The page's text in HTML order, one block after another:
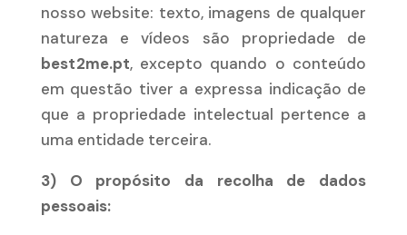
nosso website: texto, imagens de qualquer
natureza e vídeos são propriedade de
best2me.pt, excepto quando o conteúdo
em questão tiver a expressa indicação de
que a propriedade intelectual pertence a
uma entidade terceira.
3) O propósito da recolha de dados
pessoais: